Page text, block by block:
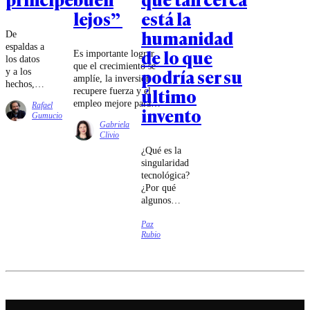
De
espaldas a
los datos
y a los
hechos,
la
pantalla,
cargo. En
Rafael
Gumucio
lejos”
Es importante lograr
que el crecimiento se
amplíe, la inversión
recupere fuerza y el
empleo mejore para
entre la macroeconomía
y la realidad cierre.
Gabriela
Clivio
está la
humanidad
de lo que
podría ser su
último
invento
¿Qué es la
singularidad
tecnológica?
¿Por qué
algunos
IA dicen que
ya llegó?
enfermedades y
contaminación?
Paz
Rubio